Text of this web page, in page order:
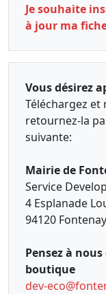
Je souhaite
à jour ma
Vous désirez
Téléchargez et
retournez-la
suivante:
Mairie de
Service
4 Esplanade
94120
Pensez à
boutique
dev-